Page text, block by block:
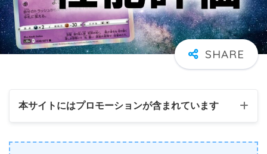
本サイトにはプロモーションが含まれています